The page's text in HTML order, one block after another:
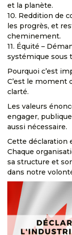
et la planète.
10. Reddition de
les progrès, et
cheminement.
11. Équité –
systémique sous
Pourquoi c’est
C’est le moment
clarté.
Les valeurs
engager,
aussi nécessaire.
Cette déclaration
Chaque
sa structure et
dans notre